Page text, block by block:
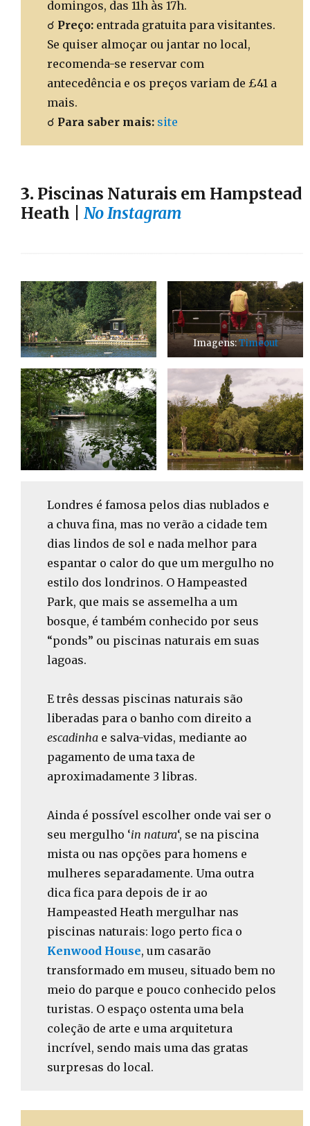
domingos, das 11h às 17h.
☌ Preço: entrada gratuita para visitantes.
Se quiser almoçar ou jantar no local,
recomenda-se reservar com
antecedência e os preços variam de £41 a
mais.
☌ Para saber mais: site
3. Piscinas Naturais em Hampstead
Heath | No Instagram
Imagens:Timeout
Londres é famosa pelos dias nublados e
a chuva fina, mas no verão a cidade tem
dias lindos de sol e nada melhor para
espantar o calor do que um mergulho no
estilo dos londrinos. O Hampeasted
Park, que mais se assemelha a um
bosque, é também conhecido por seus
“ponds” ou piscinas naturais em suas
lagoas.
E três dessas piscinas naturais são
liberadas para o banho com direito a
escadinha e salva-vidas, mediante ao
pagamento de uma taxa de
aproximadamente 3 libras.
Ainda é possível escolher onde vai ser o
seu mergulho ‘in natura‘, se na piscina
mista ou nas opções para homens e
mulheres separadamente. Uma outra
dica fica para depois de ir ao
Hampeasted Heath mergulhar nas
piscinas naturais: logo perto fica o
Kenwood House, um casarão
transformado em museu, situado bem no
meio do parque e pouco conhecido pelos
turistas. O espaço ostenta uma bela
coleção de arte e uma arquitetura
incrível, sendo mais uma das gratas
surpresas do local.